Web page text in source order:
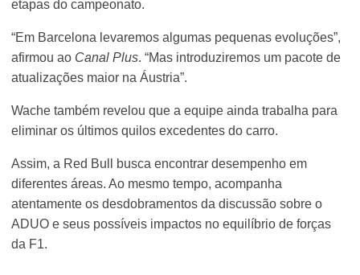
etapas do campeonato.
“Em Barcelona levaremos algumas pequenas evoluções”,
afirmou ao Canal Plus. “Mas introduziremos um pacote de
atualizações maior na Áustria”.
Wache também revelou que a equipe ainda trabalha para
eliminar os últimos quilos excedentes do carro.
Assim, a Red Bull busca encontrar desempenho em
diferentes áreas. Ao mesmo tempo, acompanha
atentamente os desdobramentos da discussão sobre o
ADUO e seus possíveis impactos no equilíbrio de forças
da F1.